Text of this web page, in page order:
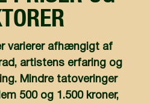
varierer afhængigt af
artistens erfaring og
Mindre tatoveringer
500 og 1.500 kroner,